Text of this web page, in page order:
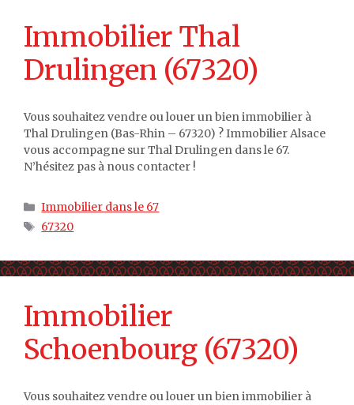
Immobilier Thal
Drulingen (67320)
Vous souhaitez vendre ou louer un bien immobilier à
Thal Drulingen (Bas-Rhin – 67320) ? Immobilier Alsace
vous accompagne sur Thal Drulingen dans le 67.
N’hésitez pas à nous contacter !
Catégories
Immobilier dans le 67
Étiquettes
67320
Immobilier
Schoenbourg (67320)
Vous souhaitez vendre ou louer un bien immobilier à